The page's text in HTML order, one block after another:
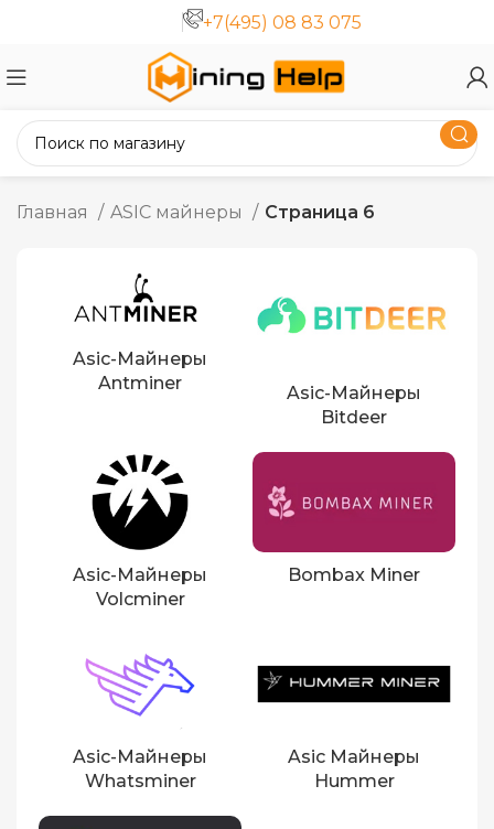
+7(495) 08 83 075
Главная ASIC майнеры Страница 6
Asic-Майнеры
Antminer
Asic-Майнеры
Bitdeer
Asic-Майнеры
Volcminer
Bombax Miner
Asic-Майнеры
Whatsminer
Asic Майнеры
Hummer